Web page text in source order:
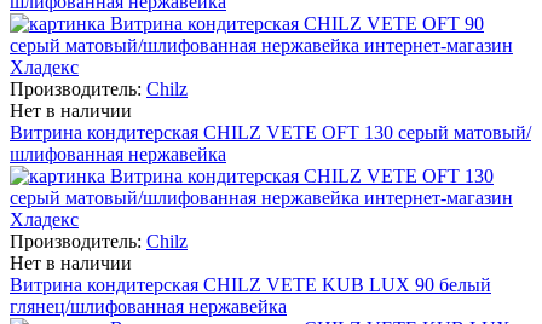
Производитель: Chilz
Нет в наличии
Витрина кондитерская CHILZ VETE OFT 130 серый матовый/
шлифованная нержавейка
Производитель: Chilz
Нет в наличии
Витрина кондитерская CHILZ VETE KUB LUX 90 белый
глянец/шлифованная нержавейка